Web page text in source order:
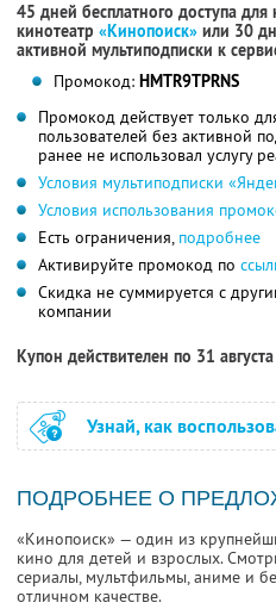
45 дней бесплатного доступа
кинотеатр «Кинопоиск» или 30
активной мультиподписки к
Промокод: HMTR9TPRNS
Промокод действует только
пользователей без активной
ранее не использовал услугу
Условия мультиподписки
Условия использования
Есть ограничения, подробнее
Активируйте промокод по
Скидка не суммируется с
компании
Купон действителен по 31
Узнай, как
ПОДРОБНЕЕ О
«Кинопоиск» — один из
кино для детей и взрослых.
сериалы, мультфильмы, аниме и
отличном качестве.